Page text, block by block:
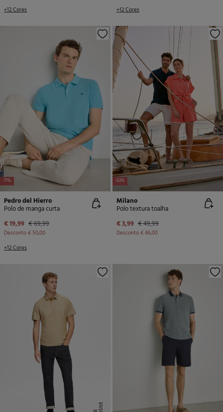
+12 Cores
+12 Cores
-71%
Pedro del Hierro
Polo de manga curta
€ 19,99 € 69,99
Desconto€ 50,00
+12 Cores
-92%
Milano
Polo textura toalha
€ 3,99 € 49,99
Desconto€ 46,00